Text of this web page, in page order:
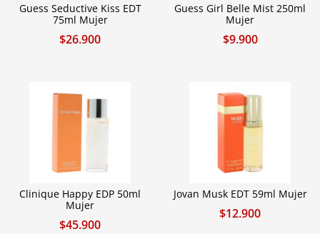
Guess Seductive Kiss EDT
75ml Mujer
$26.900
Guess Girl Belle Mist 250ml
Mujer
$9.900
Clinique Happy EDP 50ml
Mujer
$45.900
Jovan Musk EDT 59ml Mujer
$12.900